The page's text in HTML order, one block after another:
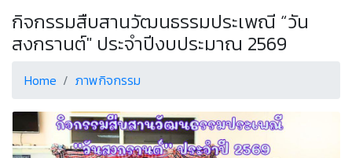
กิจกรรมสืบสานวัฒนธรรมประเพณี “วัน
สงกรานต์" ประจำปีงบประมาณ 2569
Home ภาพกิจกรรม